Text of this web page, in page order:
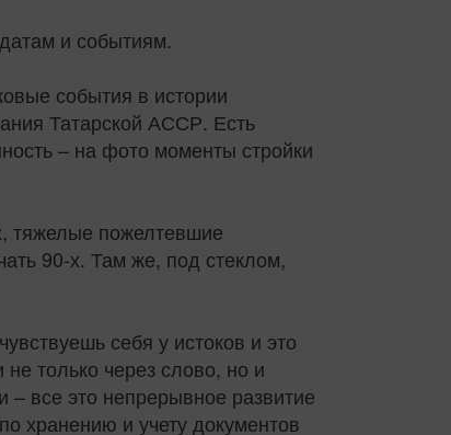
и событиям.
события в истории
Татарской АССР. Есть
– на фото моменты стройки
тяжелые пожелтевшие
90-х. Там же, под стеклом,
себя у истоков и это
только через слово, но и
– все это непрерывное развитие
хранению и учету документов